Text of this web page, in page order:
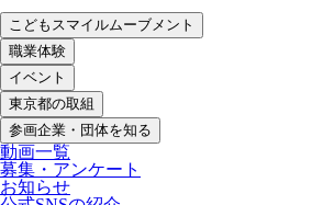
こどもスマイルムーブメント
職業体験
イベント
東京都の取組
参画企業・団体を知る
動画一覧
募集・アンケート
お知らせ